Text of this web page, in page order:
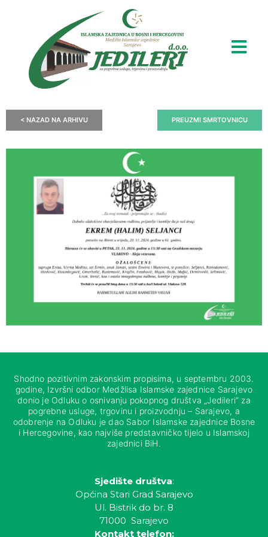
< NAZAD NA ARHIVU PREUZMI SMRTOVNICU
Shodno pozitivnim zakonskim propisima, u septembru 2003.
godine, Izvršni odbor Medžlisa Islamske zajednice Sarajevo
donio je Odluku o osnivanju pokopnog društva „Jedileri“ za
pogrebne usluge, trgovinu i proizvodnju – Sarajevo, a
odobrenje na Odluku je dao Sabor Islamske zajednice Bosne
i Hercegovine, kao najviše predstavničko tijelo u Islamskoj
zajednici BiH.
Sjedište društva:
Općina Stari Grad Sarajevo
Ul. Bistrik do br. 8
71000 Sarajevo
Kontakt telefon: